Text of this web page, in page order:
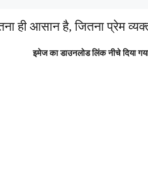
ही आसान है, जितना प्रेम
इमेज का डाउनलोड लिंक नीचे दिया